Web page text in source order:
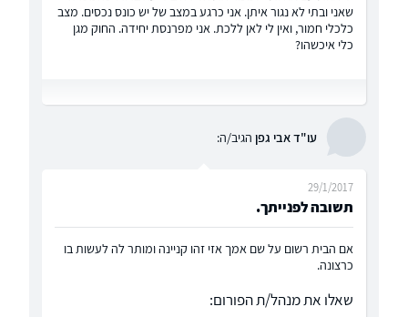
שאני ובתי לא נגור איתן. אני כרגע במצב של יש כונס נכסים. מצב
כלכלי חמור, ואין לי לאן ללכת. אני מפרנסת יחידה. החוק מגן
כלי איכשהו?
עו"ד אבי גפן הגיב/ה:
תשובה לפנייתך.
29/1/2017
אם הבית רשום על שם אמך אזי זהו קניינה ומותר לה לעשות בו
כרצונה.
שאלו את מנהל/ת הפורום: